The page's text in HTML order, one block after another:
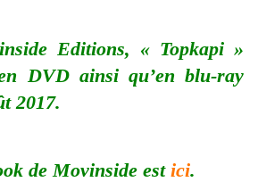
Editions, « Topkapi »
DVD ainsi qu’en blu-ray
2017.
de Movinside est ici.